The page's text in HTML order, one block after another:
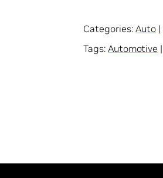
Categories: Auto |
Tags: Automotive |